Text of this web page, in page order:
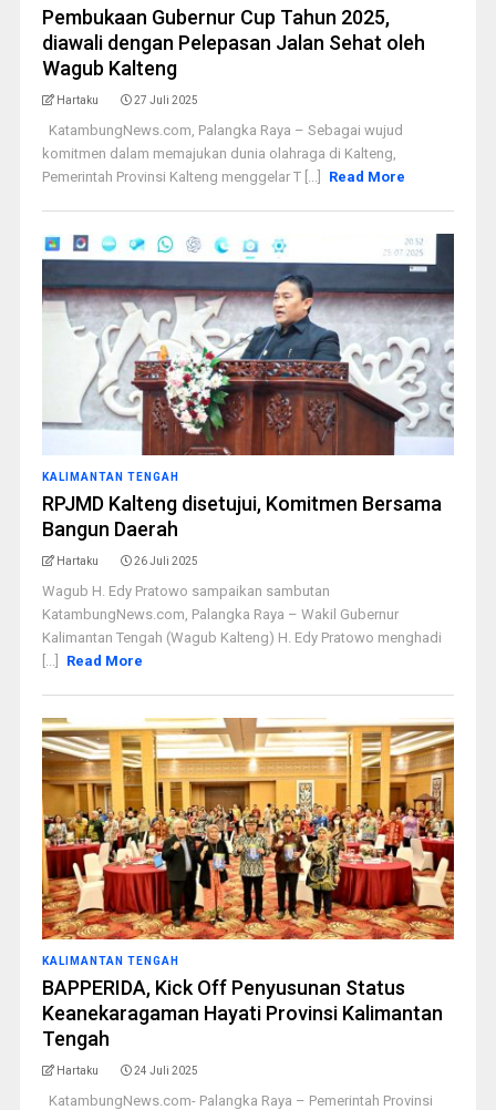
Pembukaan Gubernur Cup Tahun 2025,
diawali dengan Pelepasan Jalan Sehat oleh
Wagub Kalteng
Hartaku 27 Juli 2025
KatambungNews.com, Palangka Raya – Sebagai wujud
komitmen dalam memajukan dunia olahraga di Kalteng,
Pemerintah Provinsi Kalteng menggelar T [...]
Read More
KALIMANTAN TENGAH
RPJMD Kalteng disetujui, Komitmen Bersama
Bangun Daerah
Hartaku 26 Juli 2025
Wagub H. Edy Pratowo sampaikan sambutan
KatambungNews.com, Palangka Raya – Wakil Gubernur
Kalimantan Tengah (Wagub Kalteng) H. Edy Pratowo menghadi
[...]
Read More
KALIMANTAN TENGAH
BAPPERIDA, Kick Off Penyusunan Status
Keanekaragaman Hayati Provinsi Kalimantan
Tengah
Hartaku 24 Juli 2025
KatambungNews.com- Palangka Raya – Pemerintah Provinsi